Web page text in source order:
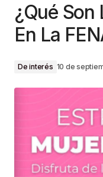
¿Qué Son
En La
De interés 10 de